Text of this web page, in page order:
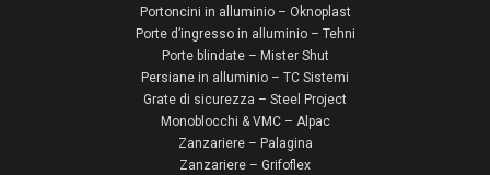
Portoncini in alluminio – Oknoplast
Porte d’ingresso in alluminio – Tehni
Porte blindate – Mister Shut
Persiane in alluminio – TC Sistemi
Grate di sicurezza – Steel Project
Monoblocchi & VMC – Alpac
Zanzariere – Palagina
Zanzariere – Grifoflex